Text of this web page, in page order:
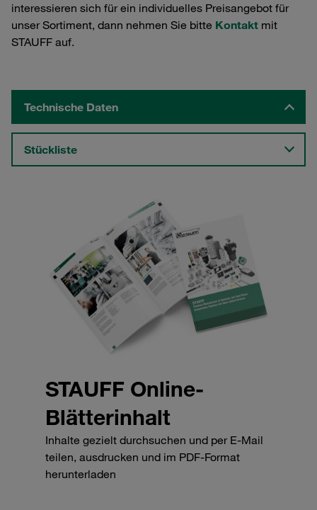
interessieren sich für ein individuelles Preisangebot für
unser Sortiment, dann nehmen Sie bitte Kontakt mit
STAUFF auf.
Technische Daten
Stückliste
STAUFF Online-
Blätterinhalt
Inhalte gezielt durchsuchen und per E-Mail
teilen, ausdrucken und im PDF-Format
herunterladen